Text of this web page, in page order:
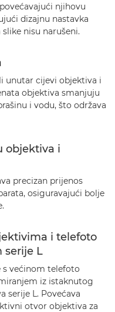
njihovu
dizajnu nastavka
nisu narušeni.
unutar cijevi objektiva i
objektiva smanjuju
i vodu, što održava
objektiva i
precizan prijenos
osiguravajući bolje
i telefoto
serije L
s većinom telefoto
iz istaknutog
serije L. Povećava
otvor objektiva za